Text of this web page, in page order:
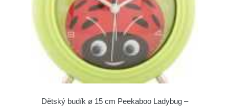
Dětský budík ø 15 cm Peekaboo Ladybug –